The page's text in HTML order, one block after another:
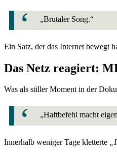
„Brutaler Song.“
Ein Satz, der das Internet bewegt
Das Netz reagiert:
Was als stiller Moment in der
„Haftbefehl macht
Innerhalb weniger Tage kletterte